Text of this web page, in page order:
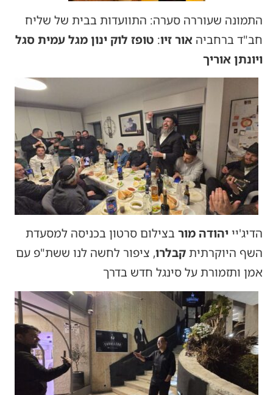
התמונה שעוררה סערה: התוועדות בבית של שליח
חב"ד ברחביה אור זיו: טופז לוק ינון מגל עמית סגל
ויונתן אוריך
הדיג'יייהודה מור בצילום סרטון בכניסה למסעדת
השף היוקרתיתקבלרו, ציפור לחשה לנו ששת"פ עם
אמן ותזמורת על סינגל חדש בדרך